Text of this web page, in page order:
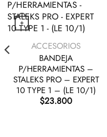
+
VISTA RÁPIDA
ACCESORIOS
BANDEJA
P/HERRAMIENTAS –
STALEKS PRO – EXPERT
10 TYPE 1 – (LE 10/1)
$23.800
múltiples variantes.